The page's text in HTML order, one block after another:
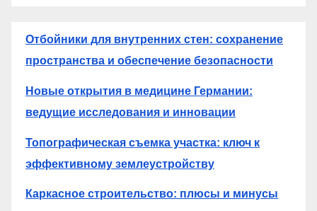
Отбойники для внутренних стен: сохранение
пространства и обеспечение безопасности
Новые открытия в медицине Германии:
ведущие исследования и инновации
Топографическая съемка участка: ключ к
эффективному землеустройству
Каркасное строительство: плюсы и минусы